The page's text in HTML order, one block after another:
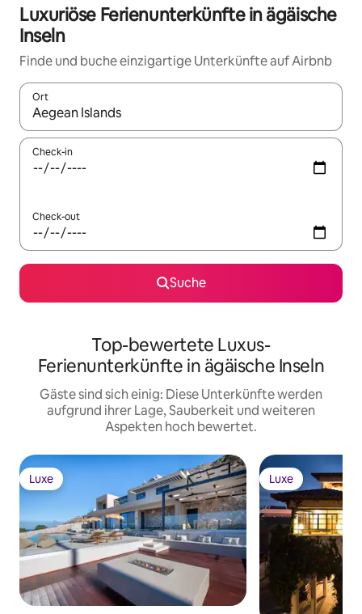
Luxuriöse Ferienunterkünfte in ägäische
Inseln
Finde und buche einzigartige Unterkünfte auf Airbnb
Ort
Wenn Ergebnisse verfügbar sind, navigiere mit den
Check-in
Check-out
Suche
Top-bewertete Luxus-
Ferienunterkünfte in ägäische Inseln
Gäste sind sich einig: Diese Unterkünfte werden
aufgrund ihrer Lage, Sauberkeit und weiteren
Aspekten hoch bewertet.
Luxe
Luxe Luxe
Luxe